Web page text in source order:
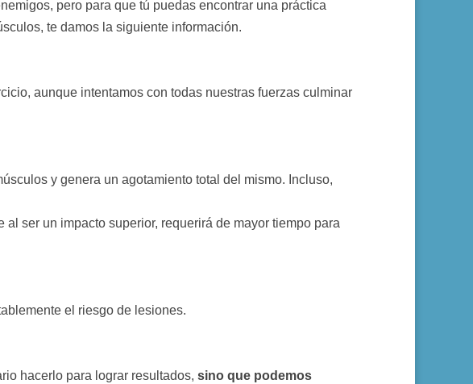
pero para que tú puedas encontrar una práctica
te damos la siguiente información.
aunque intentamos con todas nuestras fuerzas culminar
y genera un agotamiento total del mismo. Incluso,
ser un impacto superior, requerirá de mayor tiempo para
el riesgo de lesiones.
hacerlo para lograr resultados, sino que podemos